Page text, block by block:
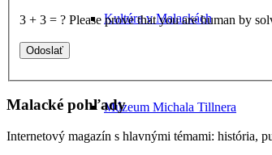
Kultúra v Malackách
Múzeum Michala Tillnera
3 + 3 = ? Please prove that you are human by
Malacké pohľady
Internetový magazín s hlavnými témami: história,